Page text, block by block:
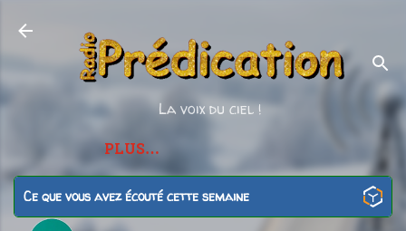
La voix du ciel !
PLUS…
Ce que vous avez écouté cette semaine